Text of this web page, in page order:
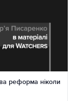
реформа ніколи